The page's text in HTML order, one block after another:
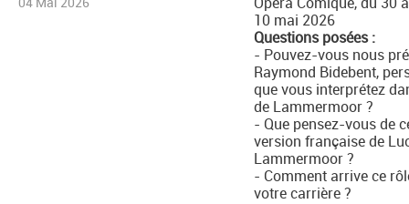
10 mai 2026
Questions posées :
- Pouvez-vous nous
Raymond Bidebent,
que vous interprétez
de Lammermoor ?
- Que pensez-vous de
version française de
Lammermoor ?
- Comment arrive ce
votre carrière ?